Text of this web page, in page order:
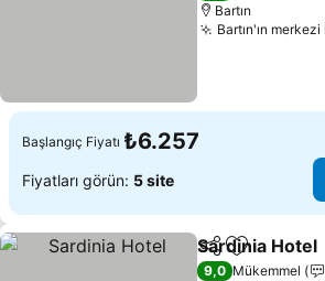
Bartın
Bartın'ın
Başlangıç Fiyatı ₺6.257
Fiyatları görün: 5 site
Paylaş
Sardinia Hotel
9,0 Mükemmel